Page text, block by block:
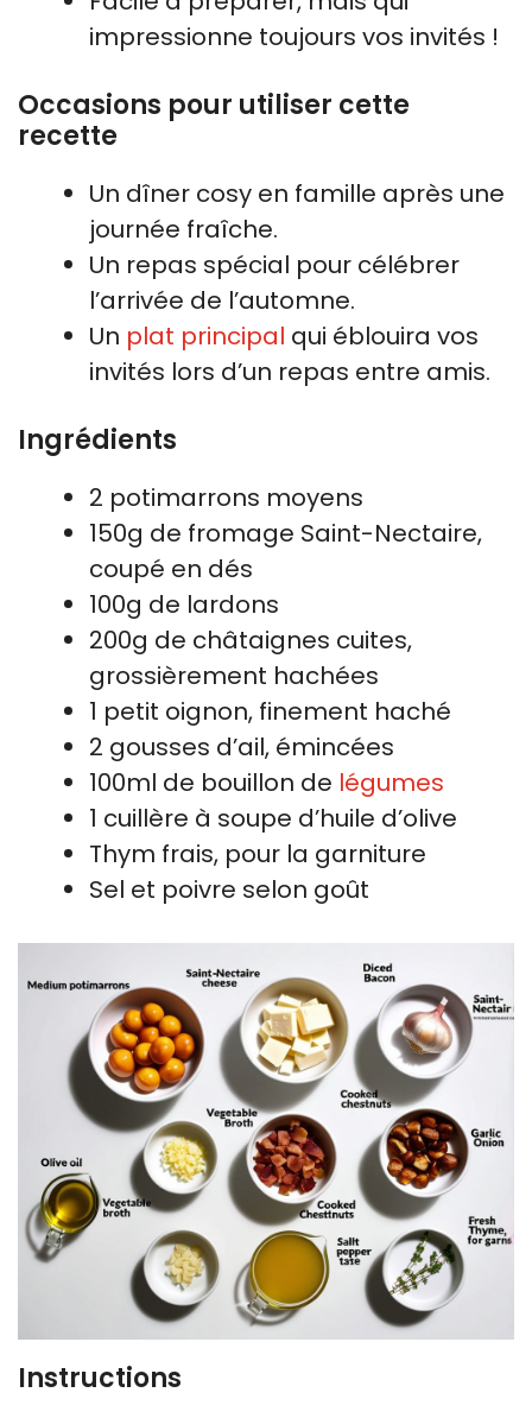
impressionne toujours vos invités !
Occasions pour utiliser cette
recette
Un dîner cosy en famille après une
journée fraîche.
Un repas spécial pour célébrer
l’arrivée de l’automne.
Un plat principal qui éblouira vos
invités lors d’un repas entre amis.
Ingrédients
2 potimarrons moyens
150g de fromage Saint-Nectaire,
coupé en dés
100g de lardons
200g de châtaignes cuites,
grossièrement hachées
1 petit oignon, finement haché
2 gousses d’ail, émincées
100ml de bouillon de légumes
1 cuillère à soupe d’huile d’olive
Thym frais, pour la garniture
Sel et poivre selon goût
Instructions